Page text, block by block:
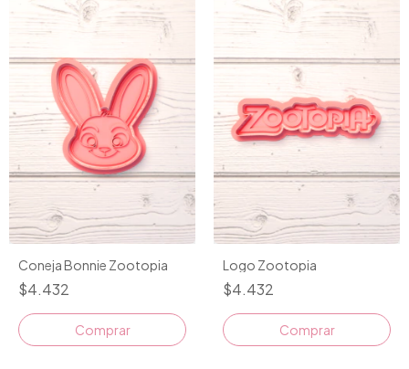
Coneja Bonnie Zootopia
$4.432
Comprar
Logo Zootopia
$4.432
Comprar